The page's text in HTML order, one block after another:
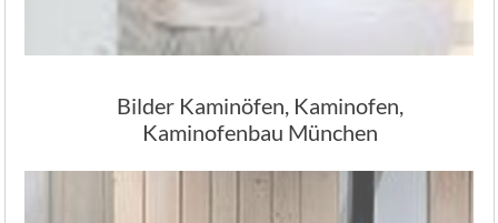
Bilder Kaminöfen, Kaminofen,
Kaminofenbau München